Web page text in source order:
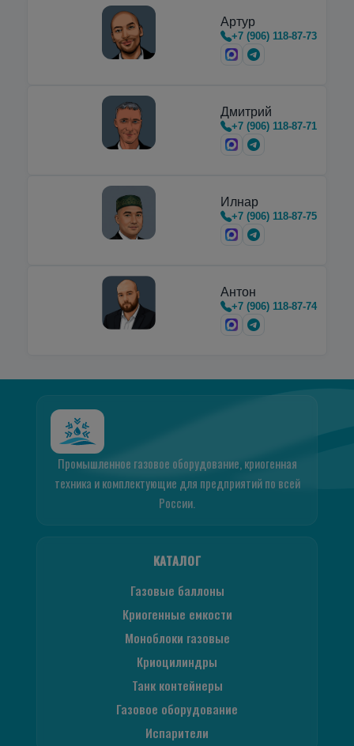
Артур
+7 (906) 118-87-73
Дмитрий
+7 (906) 118-87-71
Илнар
+7 (906) 118-87-75
Антон
+7 (906) 118-87-74
Промышленное газовое оборудование, криогенная
техника и комплектующие для предприятий по всей
России.
КАТАЛОГ
Газовые баллоны
Криогенные емкости
Моноблоки газовые
Криоцилиндры
Танк контейнеры
Газовое оборудование
Испарители